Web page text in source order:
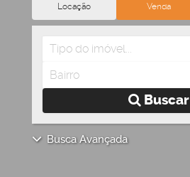
Locação Venda
Tipo do imóvel...
Bairro
Buscar
Busca Avançada